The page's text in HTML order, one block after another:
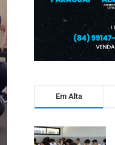
Em Alta